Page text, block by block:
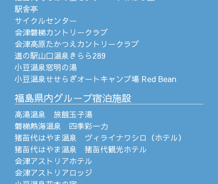
駅舎亭
サイクルセンター
会津磐梯カントリークラブ
会津高原たかつえカントリークラブ
道の駅山口温泉きらら289
小豆温泉窓明の湯
小豆温泉せせらぎオートキャンプ場 Red Bean
福島県内グループ宿泊施設
高湯温泉 旅館玉子湯
磐梯熱海温泉 四季彩一力
猪苗代はやま温泉 ヴィライナワシロ（ホテル）
猪苗代はやま温泉 猪苗代観光ホテル
会津アストリアホテル
会津アストリアロッジ